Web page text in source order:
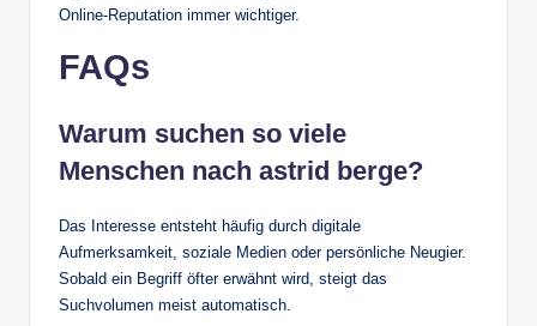
Online-Reputation immer wichtiger.
FAQs
Warum suchen so viele
Menschen nach astrid berge?
Das Interesse entsteht häufig durch digitale
Aufmerksamkeit, soziale Medien oder persönliche Neugier.
Sobald ein Begriff öfter erwähnt wird, steigt das
Suchvolumen meist automatisch.